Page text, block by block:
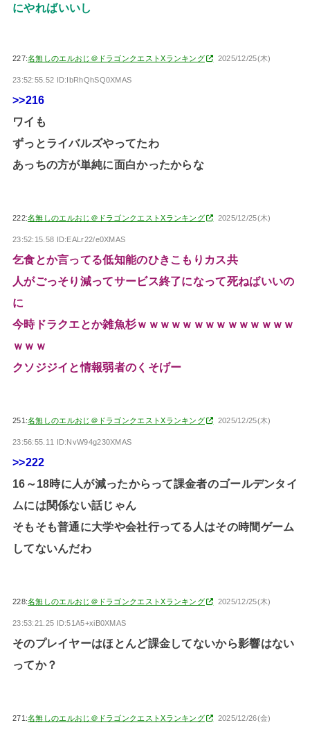
にやればいいし
227:名無しのエルおじ＠ドラゴンクエストXランキング 2025/12/25(木)
23:52:55.52 ID:IbRhQhSQ0XMAS
>>216
ワイも
ずっとライバルズやってたわ
あっちの方が単純に面白かったからな
222:名無しのエルおじ＠ドラゴンクエストXランキング 2025/12/25(木)
23:52:15.58 ID:EALr22/e0XMAS
乞食とか言ってる低知能のひきこもりカス共
人がごっそり減ってサービス終了になって死ねばいいの
に
今時ドラクエとか雑魚杉ｗｗｗｗｗｗｗｗｗｗｗｗｗｗ
ｗｗｗ
クソジジイと情報弱者のくそげー
251:名無しのエルおじ＠ドラゴンクエストXランキング 2025/12/25(木)
23:56:55.11 ID:NvW94g230XMAS
>>222
16～18時に人が減ったからって課金者のゴールデンタイ
ムには関係ない話じゃん
そもそも普通に大学や会社行ってる人はその時間ゲーム
してないんだわ
228:名無しのエルおじ＠ドラゴンクエストXランキング 2025/12/25(木)
23:53:21.25 ID:51A5+xiB0XMAS
そのプレイヤーはほとんど課金してないから影響はない
ってか？
271:名無しのエルおじ＠ドラゴンクエストXランキング 2025/12/26(金)